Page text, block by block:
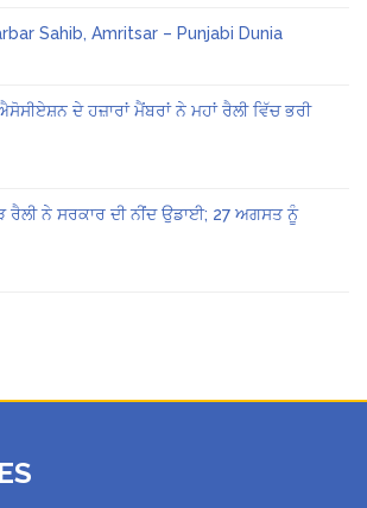
Sahib, Amritsar – Punjabi Dunia
ਦੇ ਹਜ਼ਾਰਾਂ ਮੈਂਬਰਾਂ ਨੇ ਮਹਾਂ ਰੈਲੀ ਵਿੱਚ ਭਰੀ
ਰੈਲੀ ਨੇ ਸਰਕਾਰ ਦੀ ਨੀਂਦ ਉਡਾਈ; 27 ਅਗਸਤ ਨੂੰ